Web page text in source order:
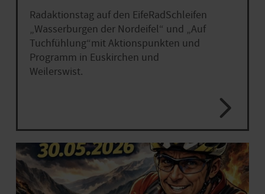
Radaktionstag auf den EifeRadSchleifen
„Wasserburgen der Nordeifel“ und „Auf
Tuchfühlung“mit Aktionspunkten und
Programm in Euskirchen und
Weilerswist.